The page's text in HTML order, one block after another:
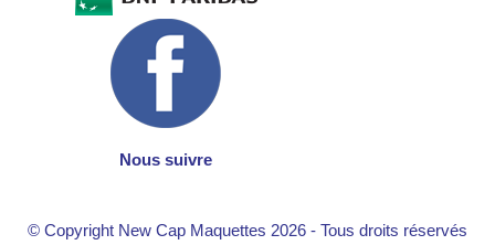
Nous suivre
© Copyright New Cap Maquettes 2026 - Tous droits réservés